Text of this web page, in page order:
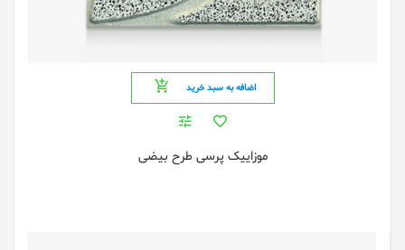
اضافه به سبد خرید
موزاییک پرسی طرح بیضی